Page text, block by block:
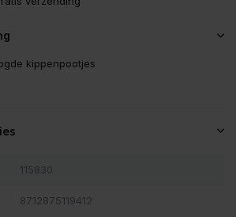
kippenpootjes
115830
8712875119412